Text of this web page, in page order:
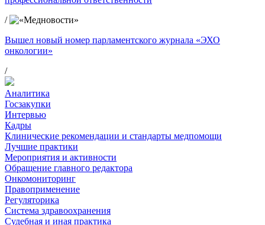
/
Вышел новый номер парламентского журнала «ЭХО
онкологии»
/
Аналитика
Госзакупки
Интервью
Кадры
Клинические рекомендации и стандарты медпомощи
Лучшие практики
Мероприятия и активности
Обращение главного редактора
Онкомониторинг
Правоприменение
Регуляторика
Система здравоохранения
Судебная и иная практика